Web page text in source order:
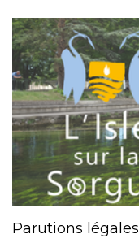
Parutions légales